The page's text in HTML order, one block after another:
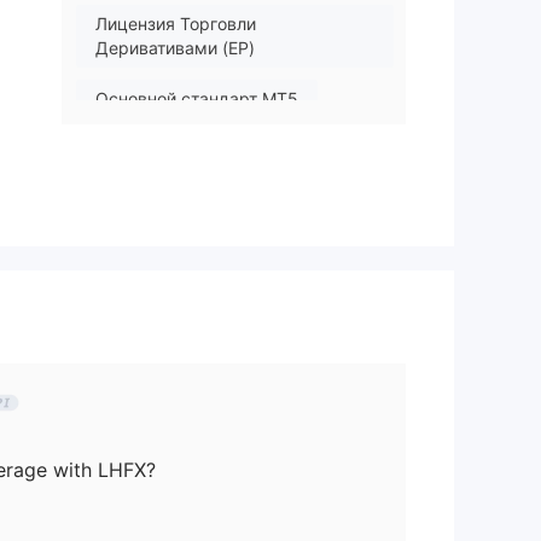
Лицензия Торговли
Деривативами (EP)
Основной стандарт MT5
with LHFX?